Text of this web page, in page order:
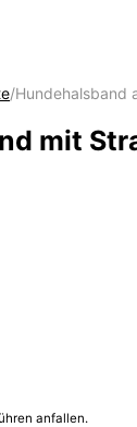
/Hundehalsband
mit
anfallen.